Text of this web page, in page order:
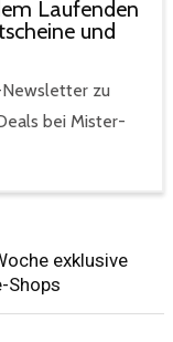
Laufenden
und
zu
bei Mister-
exklusive
Shops​